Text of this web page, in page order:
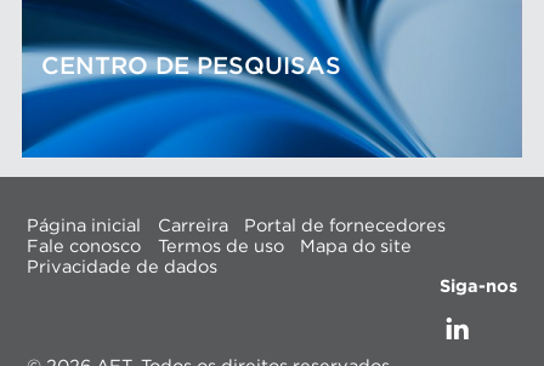
CENTRO DE PESQUISAS
Página inicial Carreira
Portal de fornecedores
Fale conosco
Termos de uso
Mapa do site
Privacidade de dados
Siga-nos